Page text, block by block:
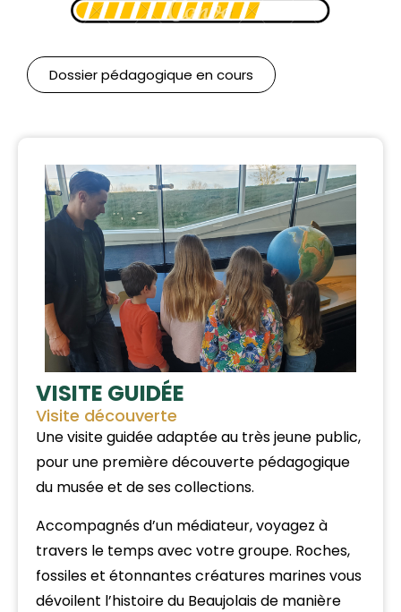
Dossier pédagogique en cours
VISITE GUIDÉE
Visite découverte
Une visite guidée adaptée au très jeune public,
pour une première découverte pédagogique
du musée et de ses collections.
Accompagnés d’un médiateur, voyagez à
travers le temps avec votre groupe. Roches,
fossiles et étonnantes créatures marines vous
dévoilent l’histoire du Beaujolais de manière